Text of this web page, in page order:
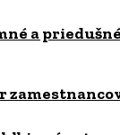
a